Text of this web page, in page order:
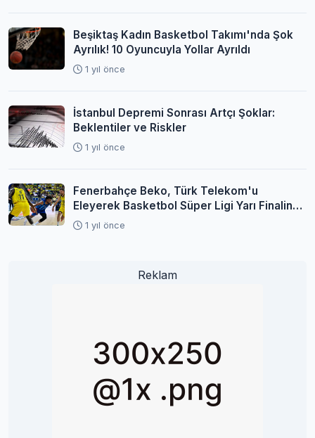
Beşiktaş Kadın Basketbol Takımı'nda Şok
Ayrılık! 10 Oyuncuyla Yollar Ayrıldı
1 yıl önce
İstanbul Depremi Sonrası Artçı Şoklar:
Beklentiler ve Riskler
1 yıl önce
Fenerbahçe Beko, Türk Telekom'u
Eleyerek Basketbol Süper Ligi Yarı Finaline
Yükseldi
1 yıl önce
Reklam